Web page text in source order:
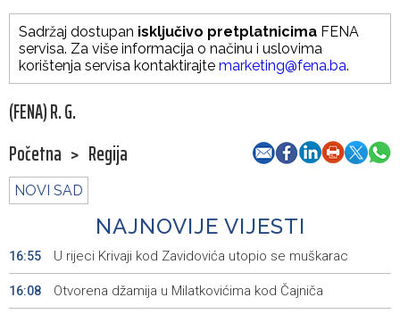
Sadržaj dostupan isključivo pretplatnicima FENA
servisa. Za više informacija o načinu i uslovima
korištenja servisa kontaktirajte marketing@fena.ba.
(FENA) R. G.
Početna > Regija
NOVI SAD
NAJNOVIJE VIJESTI
16:55 U rijeci Krivaji kod Zavidovića utopio se muškarac
16:08 Otvorena džamija u Milatkovićima kod Čajniča